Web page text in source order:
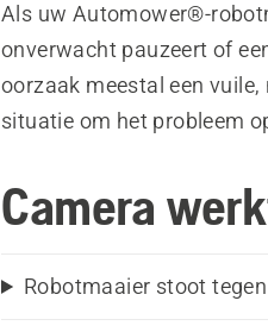
Als uw Automower®-
onverwacht pauzeert of
oorzaak meestal een
situatie om het probleem
Camera
Robotmaaier stoot